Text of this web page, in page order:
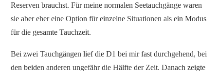
Reserven brauchst. Für meine normalen Seetauchgänge waren
sie aber eher eine Option für einzelne Situationen als ein Modus
für die gesamte Tauchzeit.
Bei zwei Tauchgängen lief die D1 bei mir fast durchgehend, bei
den beiden anderen ungefähr die Hälfte der Zeit. Danach zeigte